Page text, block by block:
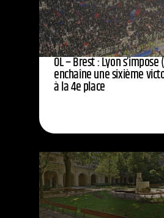
OL – Brest : Lyon s’impose
enchaîne une sixième
à la 4e place